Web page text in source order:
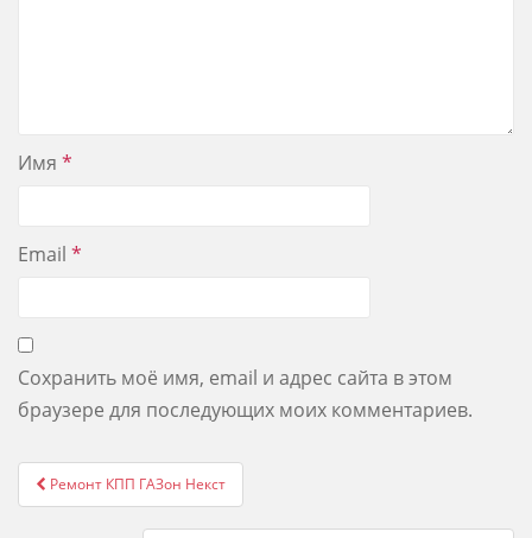
Имя *
Email *
Сохранить моё имя, email и адрес сайта в этом
браузере для последующих моих комментариев.
Post
navigation
Ремонт КПП ГАЗон Некст